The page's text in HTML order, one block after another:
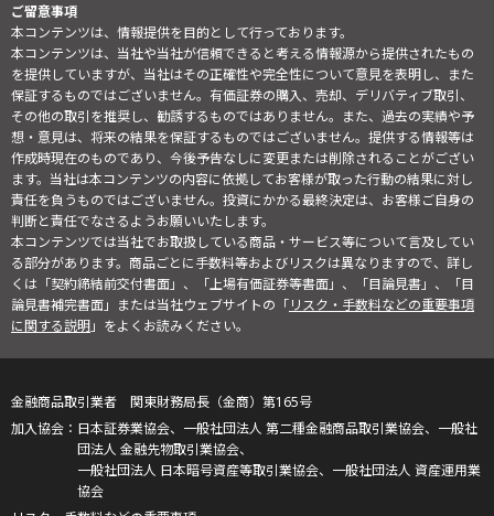
ご留意事項
本コンテンツは、情報提供を目的として行っております。
本コンテンツは、当社や当社が信頼できると考える情報源から提供されたもの
を提供していますが、当社はその正確性や完全性について意見を表明し、また
保証するものではございません。有価証券の購入、売却、デリバティブ取引、
その他の取引を推奨し、勧誘するものではありません。また、過去の実績や予
想・意見は、将来の結果を保証するものではございません。提供する情報等は
作成時現在のものであり、今後予告なしに変更または削除されることがござい
ます。当社は本コンテンツの内容に依拠してお客様が取った行動の結果に対し
責任を負うものではございません。投資にかかる最終決定は、お客様ご自身の
判断と責任でなさるようお願いいたします。
本コンテンツでは当社でお取扱している商品・サービス等について言及してい
る部分があります。商品ごとに手数料等およびリスクは異なりますので、詳し
くは「契約締結前交付書面」、「上場有価証券等書面」、「目論見書」、「目
論見書補完書面」または当社ウェブサイトの「リスク・手数料などの重要事項
に関する説明」をよくお読みください。
金融商品取引業者 関東財務局長（金商）第165号
日本証券業協会、一般社団法人 第二種金融商品取引業協会、一般社
団法人 金融先物取引業協会、
一般社団法人 日本暗号資産等取引業協会、一般社団法人 資産運用業
協会